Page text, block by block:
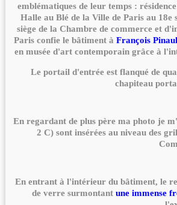
emblématiques de leur temps :
Halle au Blé de la Ville de Paris au 18e
siège de la Chambre de commerce et
Paris confie le bâtiment à François
en musée d'art contemporain grâce à
Le portail d'entrée est flanqué de
chapiteau
En regardant de plus père ma photo je
2 C) sont insérées au niveau des
En entrant à l'intérieur du bâtiment, le
de verre surmontant une immense